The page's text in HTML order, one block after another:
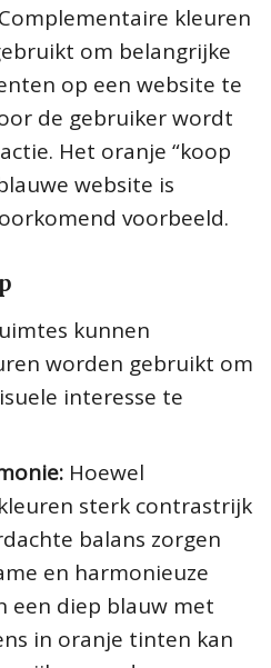
Complementaire kleuren
om belangrijke
op een website te
de gebruiker wordt
Het oranje “koop
website is
voorbeeld.
kunnen
worden gebruikt om
interesse te
Hoewel
sterk contrastrijk
balans zorgen
en harmonieuze
een diep blauw met
in oranje tinten kan